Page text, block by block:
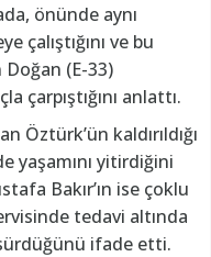
önünde aynı
çalıştığını ve bu
(E-33)
çarpıştığını anlattı.
Öztürk’ün kaldırıldığı
yaşamını yitirdiğini
Bakır’ın ise çoklu
tedavi altında
ifade etti.